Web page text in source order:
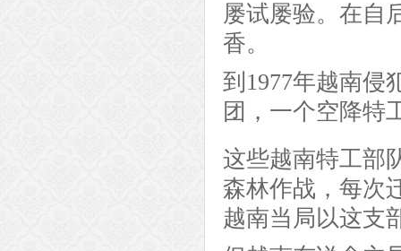
屡试屡验。在自
香。
到1977年越南侵
团，一个空降特
这些越南特工部
森林作战，每次
越南当局以这支